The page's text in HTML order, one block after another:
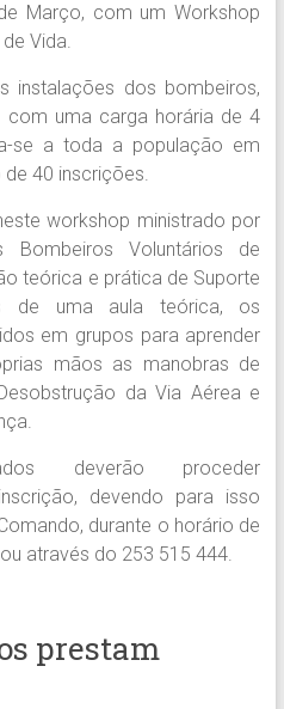
Março, com um Workshop
Vida.
instalações dos bombeiros,
com uma carga horária de 4
se a toda a população em
40 inscrições.
workshop ministrado por
Bombeiros Voluntários de
teórica e prática de Suporte
de uma aula teórica, os
em grupos para aprender
mãos as manobras de
da Via Aérea e
deverão proceder
devendo para isso
durante o horário de
através do 253 515 444.
prestam